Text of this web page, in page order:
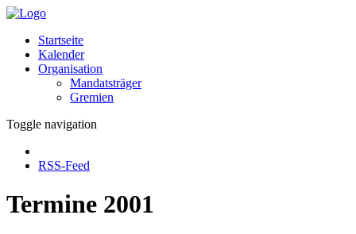
Startseite
Kalender
Organisation
Mandatsträger
Gremien
Toggle navigation
RSS-Feed
Termine 2001